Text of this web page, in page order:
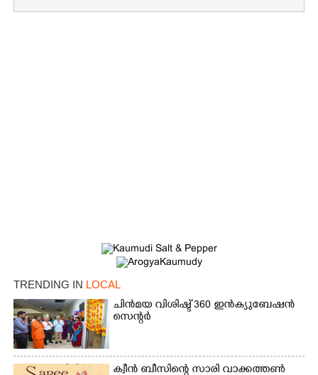
TRENDING IN LOCAL
ചിൻമയ വിശിഷ്ട് 360 ഇൻക്യുബേഷൻ
സെന്റർ
ക്വീൻ ബീസിന്റെ സാരി വാക്കത്തൺ